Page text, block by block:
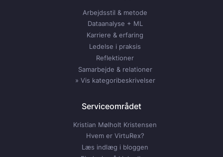
Arbejdsstil & metode
Dataanalyse + ML
Karriere & erfaring
Ledelse i praksis
Reflektioner
Samarbejde & relationer
» Vis kategoribeskrivelser
Serviceområdet
Kristian Mølholt Kristensen
Hvem er VirtuRex?
Læs indlæg i bloggen